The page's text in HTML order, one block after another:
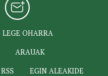
LEGE OHARRA
ARAUAK
RSS EGIN ALEAKIDE